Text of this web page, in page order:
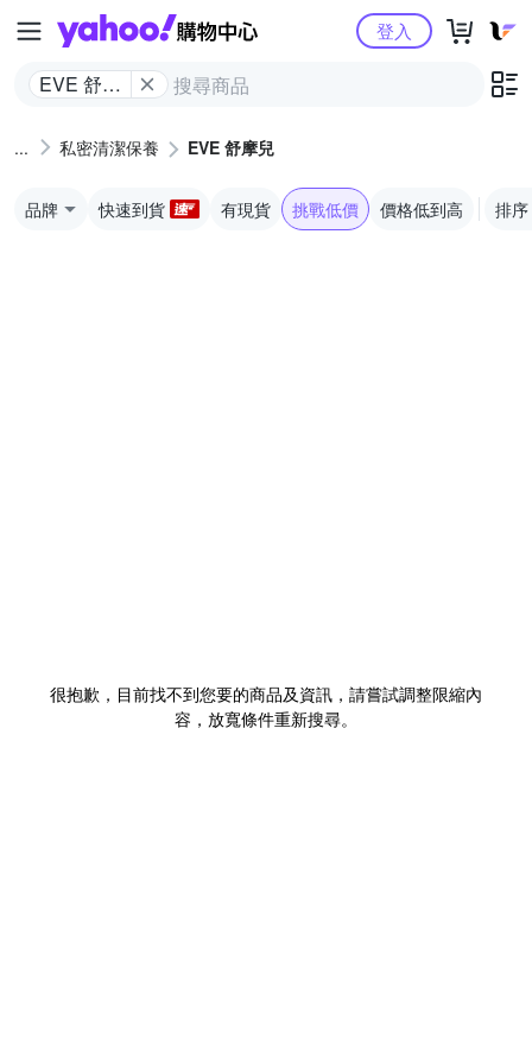
Yahoo購物中心
EVE 舒摩
登入
私密清潔保養 EVE 舒摩兒
品牌 快速到貨 有現貨 挑戰低價 價格低到高 排序
很抱歉，目前找不到您要的商品及資訊，請嘗試調整限縮內
容，放寬條件重新搜尋。